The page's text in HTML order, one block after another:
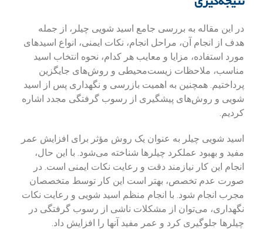
در این مقاله به بررسی جامع اسید شویی چیلر، از جمله
هدف از انجام آن، مراحل انجام، نکات ایمنی، انواع اسیدهای
مورد استفاده، مزایا و معایب هر کدام، نحوه انتخاب اسید
مناسب، ملاحظات زیست‌محیطی و روش‌های جایگزین
پرداختیم. همچنین به اهمیت بازرسی و نگهداری پس از اسید
شویی و روش‌های پیشگیری از رسوب گرفتگی مجدد اشاره
کردیم.
اسید شویی چیلر به عنوان یک روش مؤثر برای افزایش عمر
مفید و بهبود عملکرد چیلرها شناخته می‌شود. با این حال،
انجام این کار نیازمند دقت و رعایت نکات ایمنی است. در
صورت عدم تخصص، بهتر است این کار توسط متخصصان
مجرب انجام شود. با انجام منظم اسید شویی و رعایت نکات
نگهداری، می‌توان از مشکلات ناشی از رسوب گرفتگی در
چیلرها جلوگیری کرد و عمر مفید آنها را افزایش داد.